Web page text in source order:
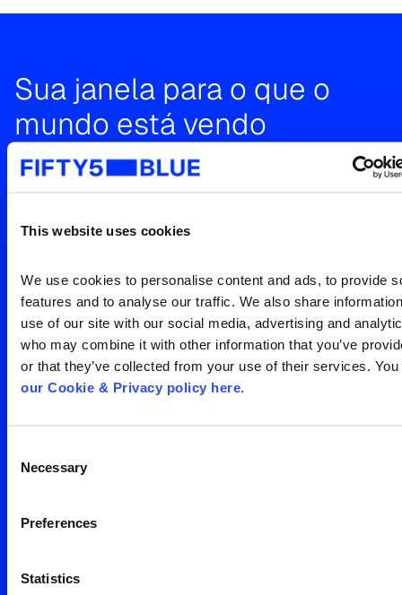
This website uses cookies
We use cookies to personalise content and ads, to provide
features and to analyse our traffic. We also share
use of our site with our social media, advertising and
who may combine it with other information that you’ve
or that they’ve collected from your use of their services.
our Cookie & Privacy policy here.
Selection
Necessary
Preferences
Statistics
Sua janela para o que o
mundo está vendo
Entre em contato para uma
audiência
Entre em contato
1350 – água branca
São Paulo – São Paulo
Search